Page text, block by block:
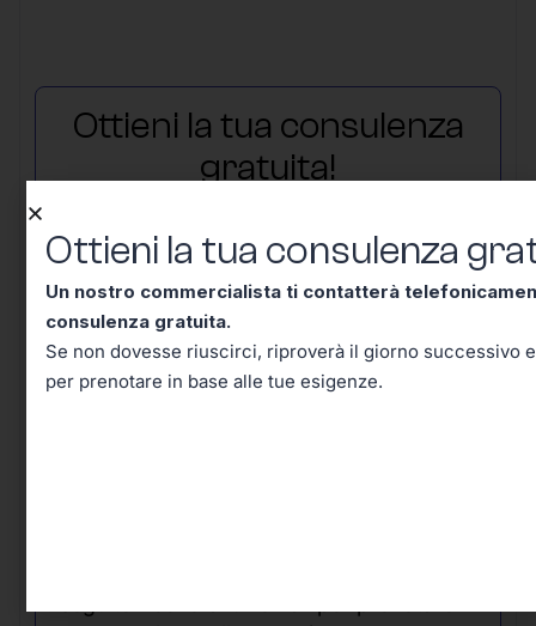
Ottieni la tua consulenza
gratuita!
Ottieni la tua consulenza
Un nostro commercialista ti contatterà
consulenza gratuita.
Se non dovesse riuscirci, riproverà il giorno successivo
per prenotare in base alle tue esigenze.